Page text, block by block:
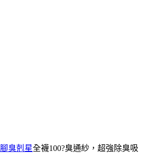
腳臭剋星全襪100?臭通紗，超強除臭吸